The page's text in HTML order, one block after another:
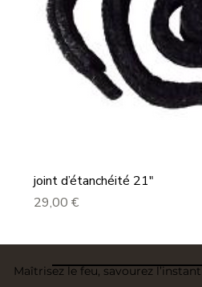
joint d’étanchéité 21"
Prix
29,00 €
Maîtrisez le feu, savourez l’instant